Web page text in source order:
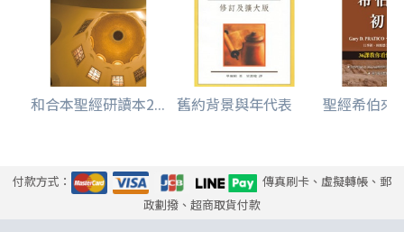
和合本聖經研讀本2... 舊約背景與年代表 聖經希伯來
付款方式：
傳真刷卡、虛擬轉帳、郵
政劃撥、超商取貨付款